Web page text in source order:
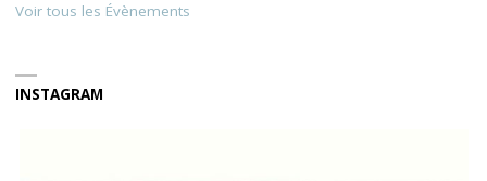
Voir tous les Évènements
INSTAGRAM